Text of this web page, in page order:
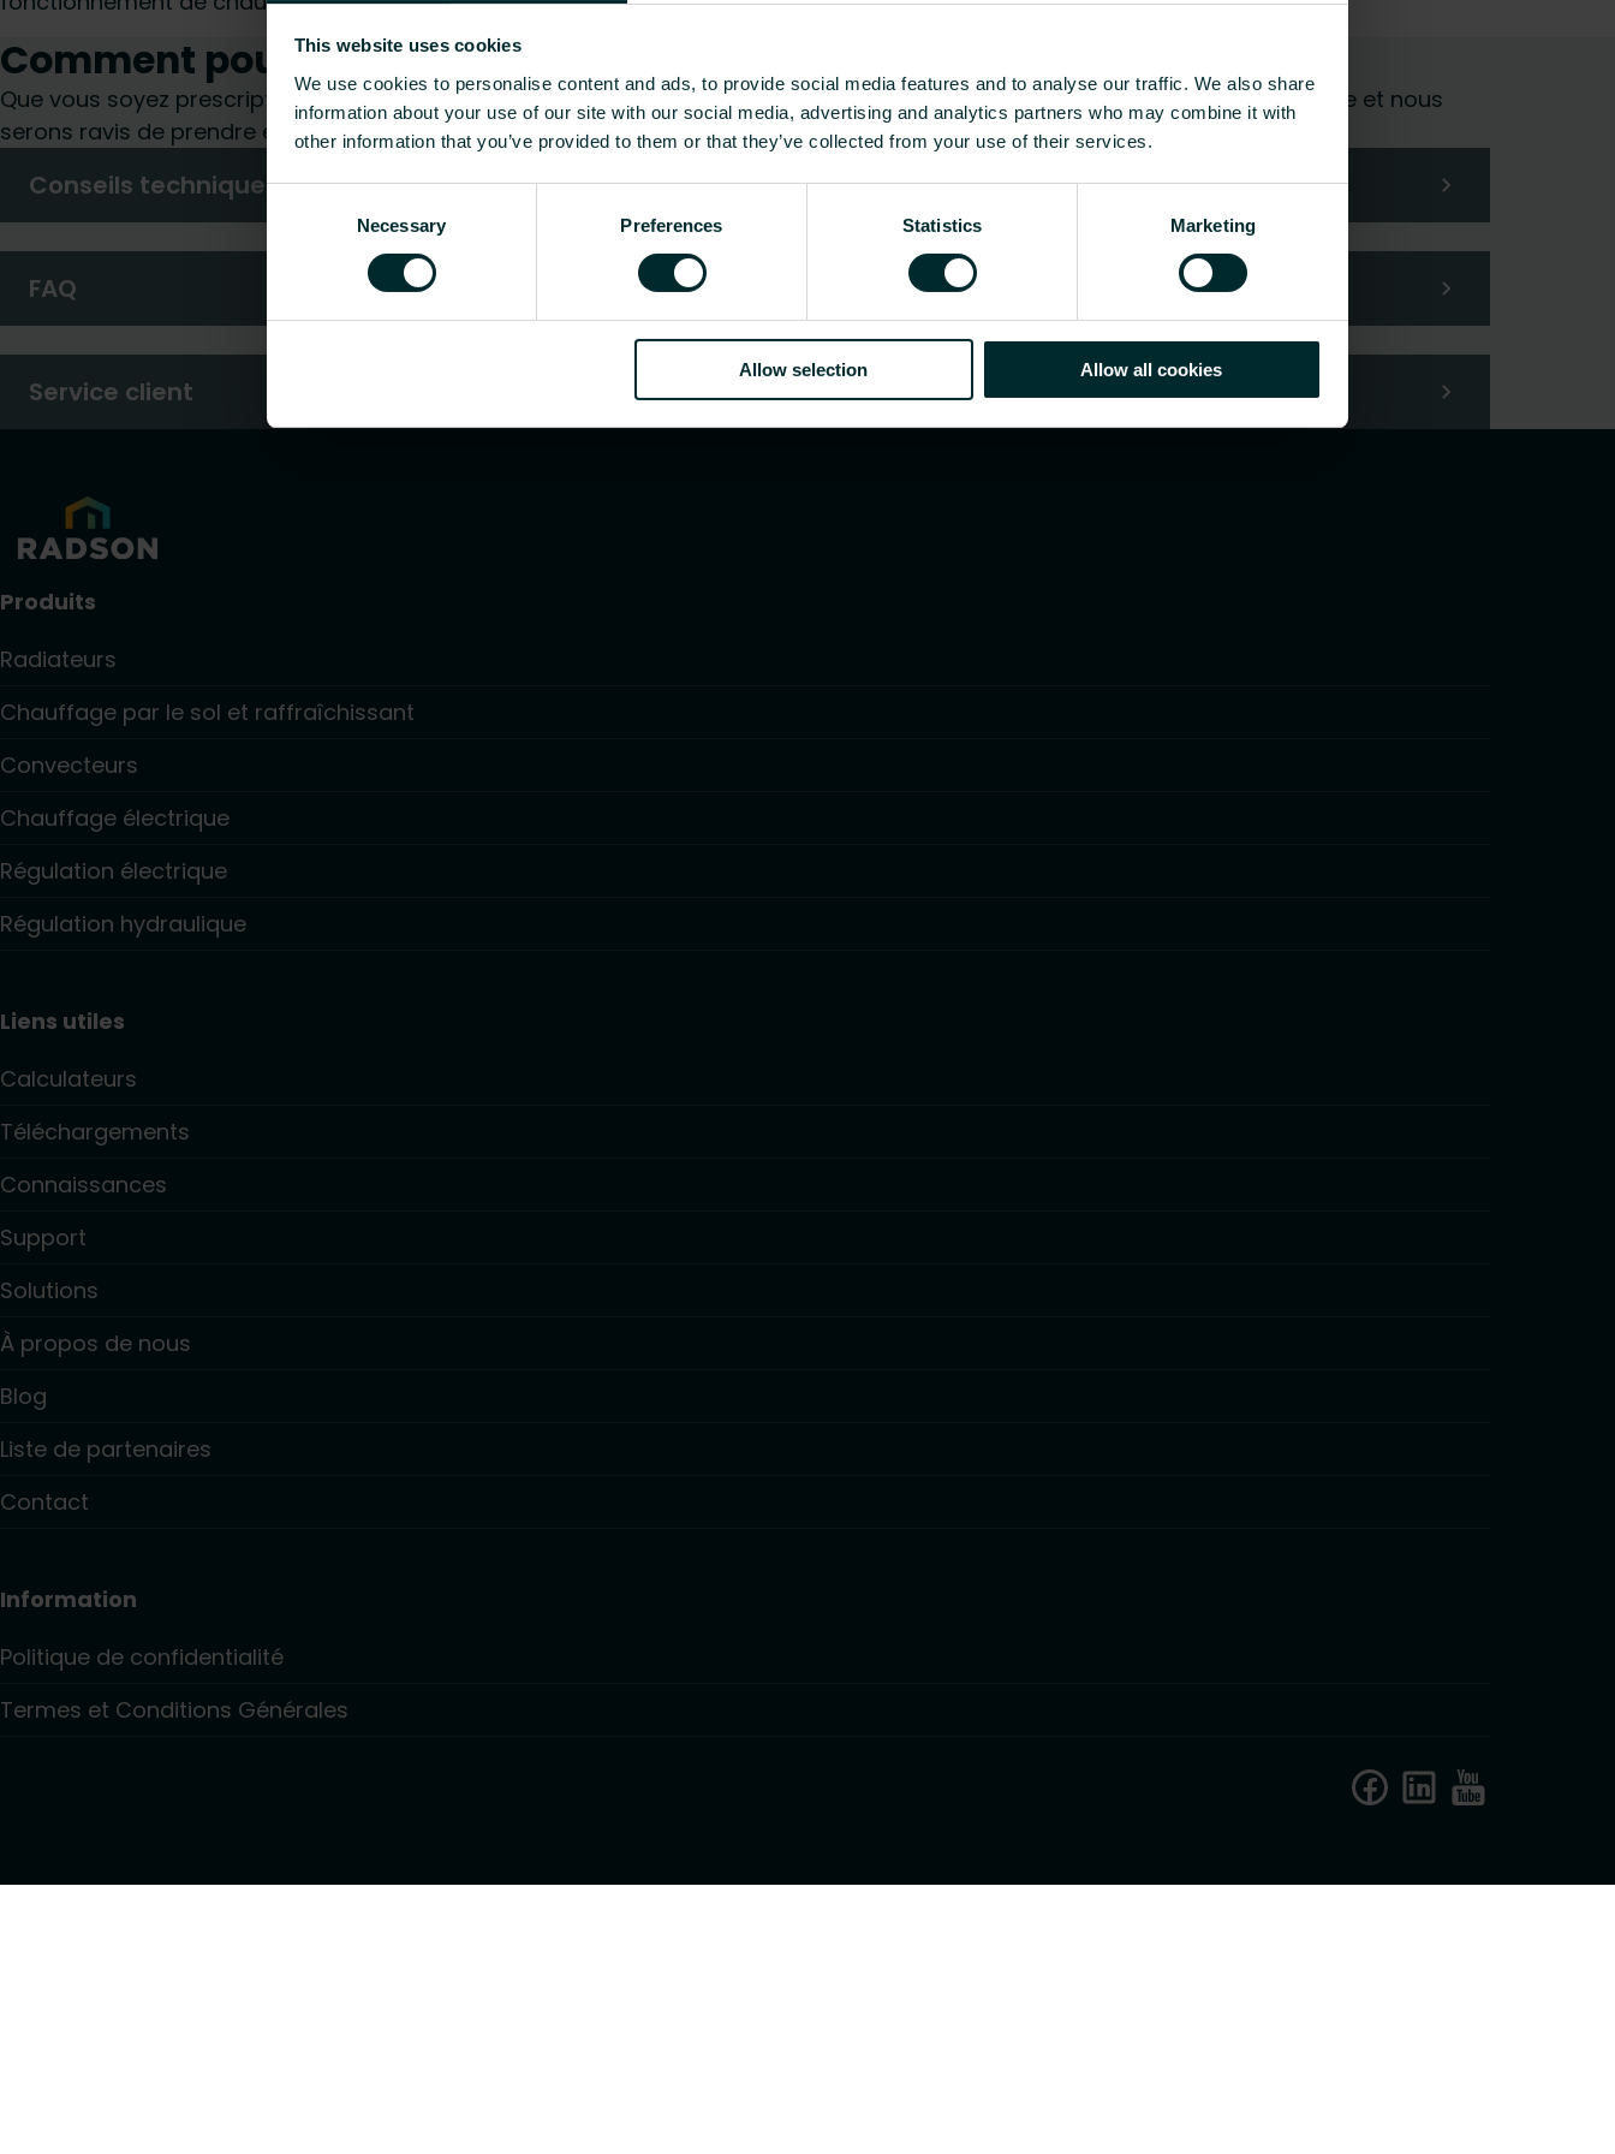
This website uses cookies
We use cookies to personalise content and ads, to provide social media features and to analyse our traffic. We also share
information about your use of our site with our social media, advertising and analytics partners who may combine it with
other information that you’ve provided to them or that they’ve collected from your use of their services.
Selection
Necessary Preferences Statistics Marketing
Allow selection Allow all cookies
Comment pouvons-nous vous aider ?
Que vous soyez prescripteur, installateur, architecte, bureau d’études, distributeur ou utilisateur final, choisissez une catégorie et nous
serons ravis de prendre en charge votre demande.
Conseils techniques
FAQ
Service client
Produits
Radiateurs
Chauffage par le sol et raffraîchissant
Convecteurs
Chauffage électrique
Régulation électrique
Régulation hydraulique
Liens utiles
Calculateurs
Téléchargements
Connaissances
Support
Solutions
À propos de nous
Blog
Liste de partenaires
Contact
Information
Politique de confidentialité
Termes et Conditions Générales